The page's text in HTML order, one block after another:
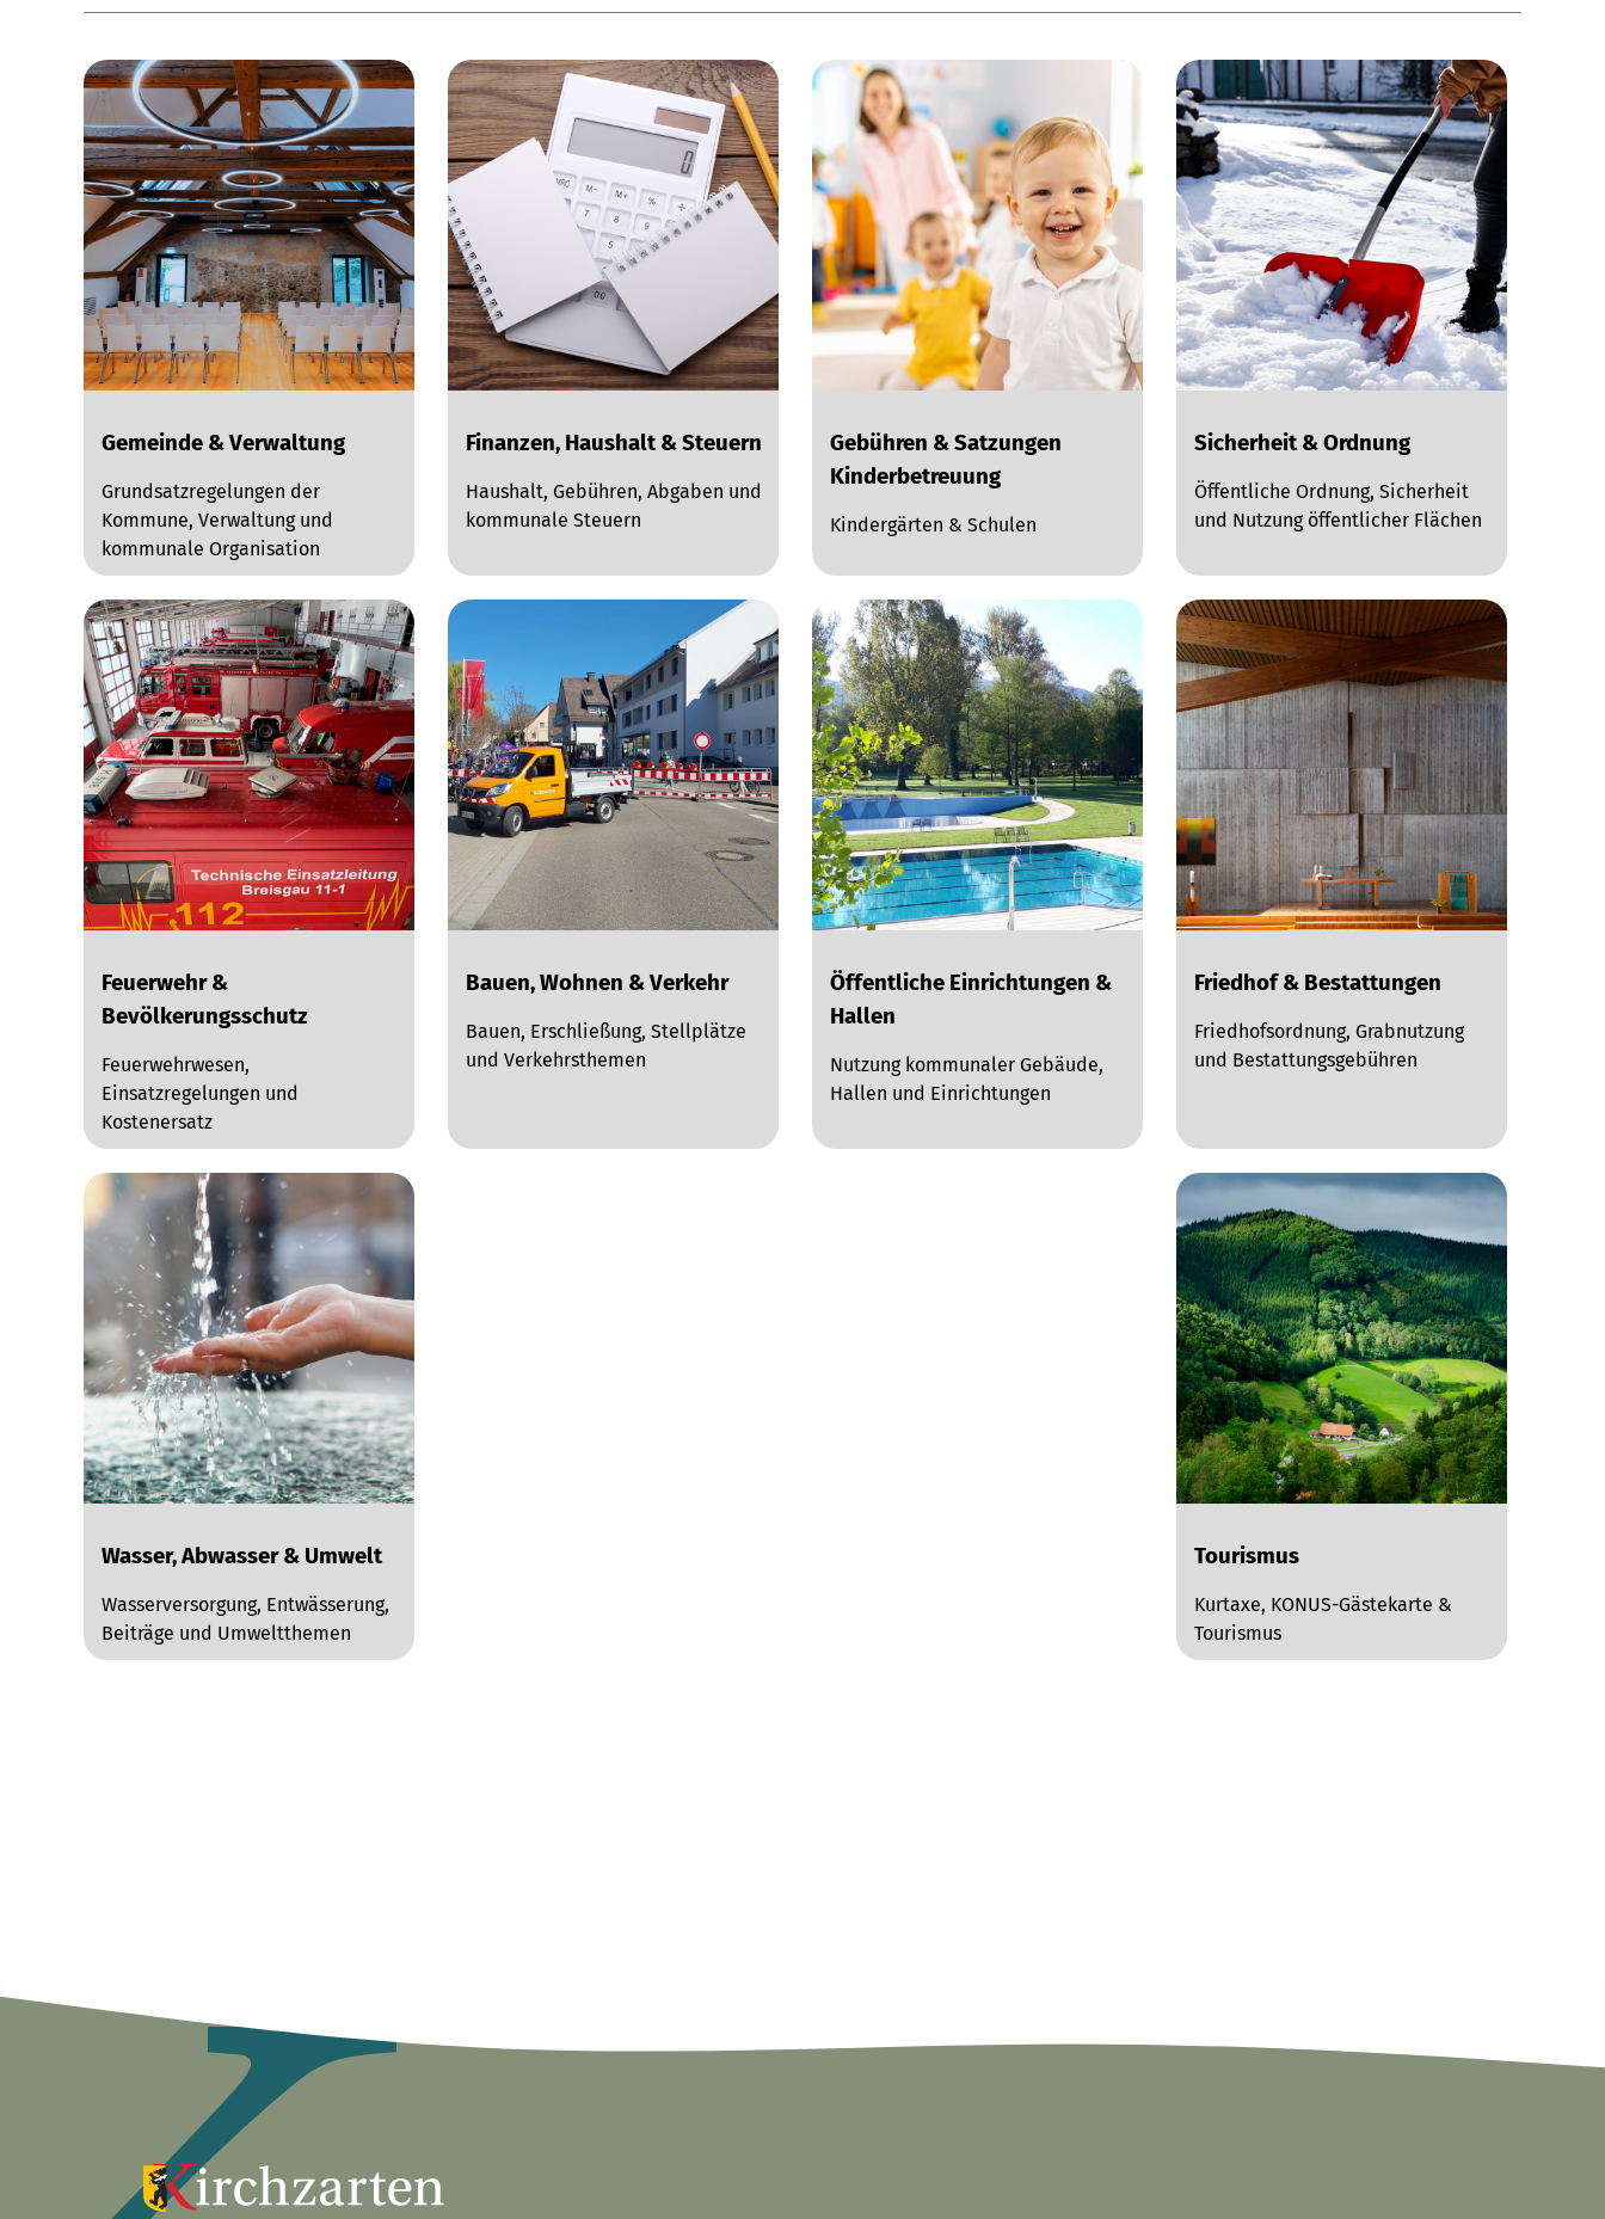
Gemeinde & Verwaltung
Grundsatzregelungen der
Kommune, Verwaltung und
kommunale Organisation
Finanzen, Haushalt & Steuern
Haushalt, Gebühren, Abgaben und
kommunale Steuern
Gebühren & Satzungen
Kinderbetreuung
Kindergärten & Schulen
Sicherheit & Ordnung
Öffentliche Ordnung, Sicherheit
und Nutzung öffentlicher Flächen
Feuerwehr &
Bevölkerungsschutz
Feuerwehrwesen,
Einsatzregelungen und
Kostenersatz
Bauen, Wohnen & Verkehr
Bauen, Erschließung, Stellplätze
und Verkehrsthemen
Öffentliche Einrichtungen &
Hallen
Nutzung kommunaler Gebäude,
Hallen und Einrichtungen
Friedhof & Bestattungen
Friedhofsordnung, Grabnutzung
und Bestattungsgebühren
Wasser, Abwasser & Umwelt
Wasserversorgung, Entwässerung,
Beiträge und Umweltthemen
Tourismus
Kurtaxe, KONUS-Gästekarte &
Tourismus